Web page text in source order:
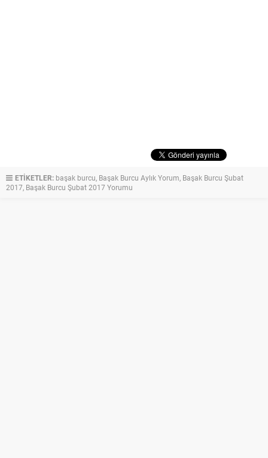
ETİKETLER: başak burcu, Başak Burcu Aylık Yorum, Başak Burcu Şubat
2017, Başak Burcu Şubat 2017 Yorumu